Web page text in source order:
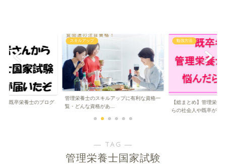
のスキルアップに有利な資格一
資格があ...
勉強方法
【総まとめ】管理栄養士の勉強｜働きなが
らの社会人や既卒が...
スキルアップ
は？専門家を
― TAG ―
管理栄養士国家試験